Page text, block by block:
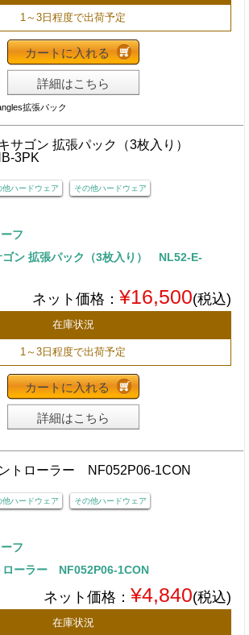
1～3日程度で出荷予定
カートに入れる
詳細はこちら
拡張パック
他ハードウェア その他ハードウェア
フ
ン 拡張パック（3枚入り） NL52-E-
ネット価格： ¥16,500(税込)
在庫状況
1～3日程度で出荷予定
カートに入れる
詳細はこちら
他ハードウェア その他ハードウェア
フ
ローラー NF052P06-1CON
ネット価格： ¥4,840(税込)
在庫状況